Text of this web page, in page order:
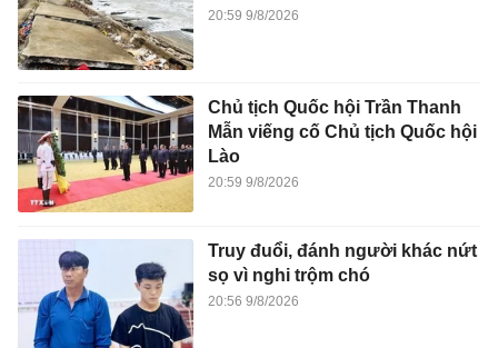
20:59 9/8/2026
Chủ tịch Quốc hội Trần Thanh
Mẫn viếng cố Chủ tịch Quốc hội
Lào
20:59 9/8/2026
Truy đuổi, đánh người khác nứt
sọ vì nghi trộm chó
20:56 9/8/2026